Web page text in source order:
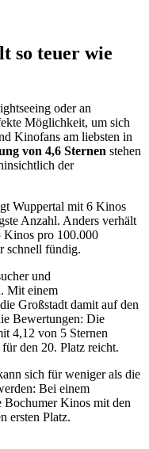
so teuer wie
oder an
Möglichkeit, um sich
Kinofans am liebsten in
von 4,6 Sternen stehen
der
Wuppertal mit 6 Kinos
Anzahl. Anders verhält
Kinos pro 100.000
schnell fündig.
und
Mit einem
Großstadt damit auf den
Bewertungen: Die
4,12 von 5 Sternen
den 20. Platz reicht.
sich für weniger als die
Bei einem
Bochumer Kinos mit den
ersten Platz.